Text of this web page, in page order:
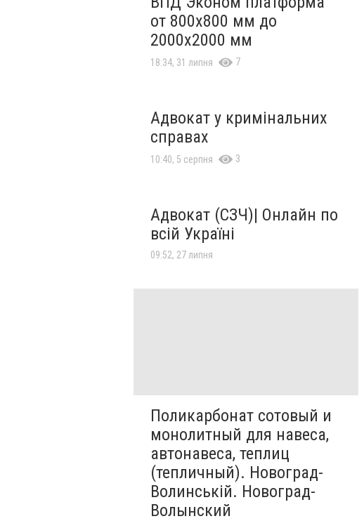
от 800х800 мм до
2000х2000 мм
18:34, 31 липня 7
Адвокат у кримінальних
справах
10:40, 5 серпня 3
Адвокат (СЗЧ)| Онлайн по
всій Україні
09:52, 27 липня
Поликарбонат сотовый и
монолитный для навеса,
автонавеса, теплиц
(тепличный). Новоград-
Волинській. Новоград-
Волынский